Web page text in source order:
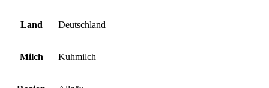
Land Deutschland
Milch Kuhmilch